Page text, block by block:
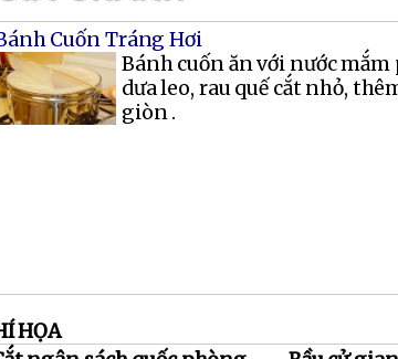
Cuốn Tráng Hơi
Bánh cuốn ăn với nước
dưa leo, rau quế cắt nhỏ,
giòn .
HỌA